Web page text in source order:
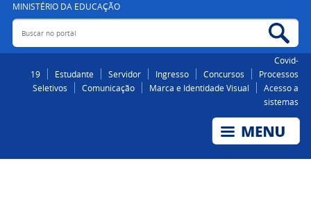
MINISTÉRIO DA EDUCAÇÃO
Buscar no portal
Covid-
19
Estudante Servidor Ingresso Concursos
Processos
Seletivos
Comunicação Marca e Identidade Visual
Acesso a
sistemas